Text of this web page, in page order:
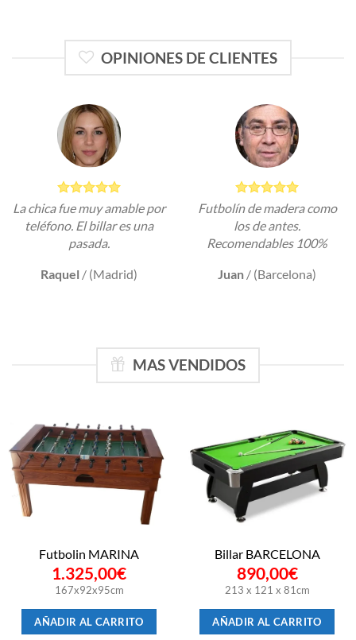
OPINIONES DE CLIENTES
La chica fue muy amable por
teléfono. El billar es una
pasada.
Raquel / (Madrid)
Futbolín de madera como
los de antes.
Recomendables 100%
Juan / (Barcelona)
MAS VENDIDOS
Futbolin MARINA
1.325,00€
167x92x95cm
AÑADIR AL CARRITO
Billar BARCELONA
890,00€
213 x 121 x 81cm
AÑADIR AL CARRITO